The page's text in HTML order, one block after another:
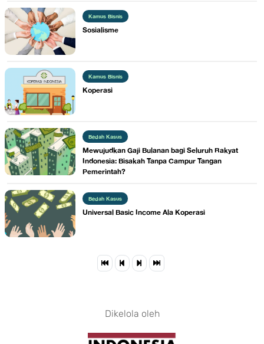
Kamus Bisnis
​Sosialisme
Kamus Bisnis
​Koperasi
Bedah Kasus
Mewujudkan Gaji Bulanan bagi Seluruh Rakyat
Indonesia: Bisakah Tanpa Campur Tangan
Pemerintah?
Bedah Kasus
Universal Basic Income Ala Koperasi
Dikelola oleh